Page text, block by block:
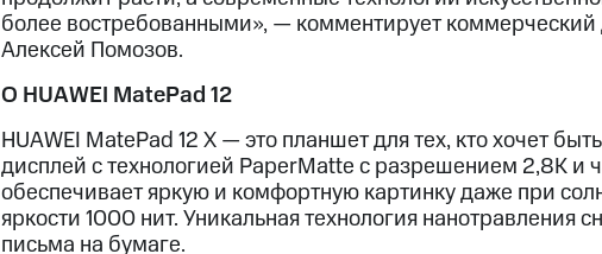
более востребованными», — комментирует
Алексей Помозов.
О HUAWEI MatePad 12
HUAWEI MatePad 12 X — это планшет для тех, кто хочет
дисплей с технологией PaperMatte с разрешением 2,8K и
обеспечивает яркую и комфортную картинку даже при
яркости 1000 нит. Уникальная технология нанотравления
письма на бумаге.